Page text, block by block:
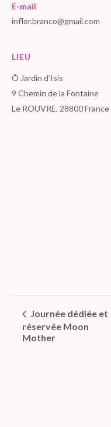
E-mail
inflor.branco@gmail.com
LIEU
Ô Jardin d’Isis
9 Chemin de la Fontaine
Le ROUVRE, 28800France
Journée dédiée et
réservée Moon
Mother